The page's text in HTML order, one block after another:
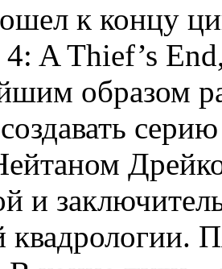
к концу
A Thief’s
образом
и
квадрологии.